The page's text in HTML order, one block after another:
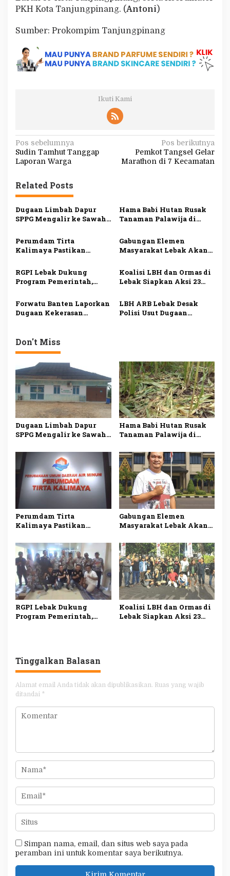
PKH Kota Tanjungpinang. (Antoni)
Sumber: Prokompim Tanjungpinang
Ikuti Kami
N
a
i
g
a
i
o
s
Pos sebelumnya
Sudin Tamhut Tanggap
Laporan Warga
Pos berikutnya
Pemkot Tangsel Gelar
Marathon di 7 Kecamatan
Related Posts
Dugaan Limbah Dapur
SPPG Mengalir ke Sawah
Investigasi Minta
Pemeriksaan Menyeluruh
Hama Babi Hutan Rusak
Tanaman Palawija di
hingga Puluhan Juta
Rupiah
Perumdam Tirta
Kalimaya Pastikan
33.000 Pelanggan di Lebak
Tetap Lancar saat
Kemarau
Gabungan Elemen
Masyarakat Lebak Akan
PDI Perjuangan, Bawa
Lima Tuntutan
RGPI Lebak Dukung
Program Pemerintah,
Kelola demi
Kesejahteraan Rakyat
Koalisi LBH dan Ormas di
Lebak Siapkan Aksi 23
Mundur
Forwatu Banten Laporkan
Dugaan Kekerasan
Massa
LBH ARB Lebak Desak
Polisi Usut Dugaan
Don't Miss
Dugaan Limbah Dapur
SPPG Mengalir ke Sawah
Investigasi Minta
Pemeriksaan Menyeluruh
Hama Babi Hutan Rusak
Tanaman Palawija di
hingga Puluhan Juta
Rupiah
Perumdam Tirta
Kalimaya Pastikan
33.000 Pelanggan di Lebak
Tetap Lancar saat
Kemarau
Gabungan Elemen
Masyarakat Lebak Akan
PDI Perjuangan, Bawa
Lima Tuntutan
RGPI Lebak Dukung
Program Pemerintah,
Koalisi LBH dan Ormas di
Lebak Siapkan Aksi 23
Tinggalkan Balasan
Alamat email Anda tidak akan dipublikasikan. Ruas yang wajib
ditandai *
Simpan nama, email, dan situs web saya pada
peramban ini untuk komentar saya berikutnya.